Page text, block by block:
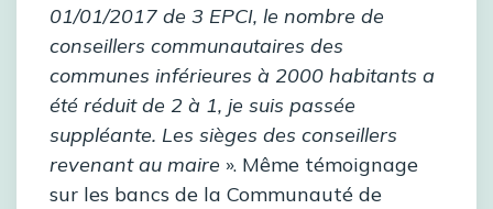
01/01/2017 de 3 EPCI, le nombre de
conseillers communautaires des
communes inférieures à 2000 habitants a
été réduit de 2 à 1, je suis passée
suppléante. Les sièges des conseillers
revenant au maire ». Même témoignage
sur les bancs de la Communauté de